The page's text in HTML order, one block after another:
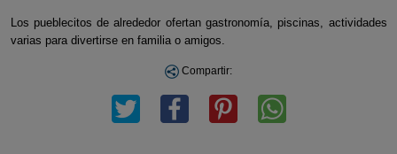
Los pueblecitos de alrededor ofertan gastronomía, piscinas, actividades
varias para divertirse en familia o amigos.
Compartir: